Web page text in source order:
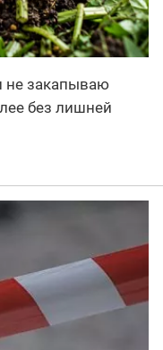
закапываю
без лишней